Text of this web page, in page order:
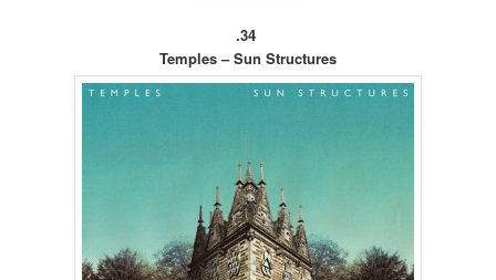
34.
Temples – Sun Structures